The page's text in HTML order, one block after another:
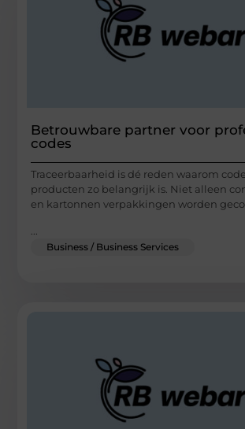
Betrouwbare partner voor
codes
Traceerbaarheid is dé reden waarom
producten zo belangrijk is. Niet alleen
en kartonnen verpakkingen worden
Business / Business Services